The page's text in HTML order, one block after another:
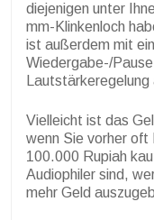
diejenigen unter
mm-Klinkenloch
ist außerdem mit
Wiedergabe-/
Vielleicht ist das
wenn Sie vorher oft
100.000 Rupiah
Audiophiler sind,
mehr Geld